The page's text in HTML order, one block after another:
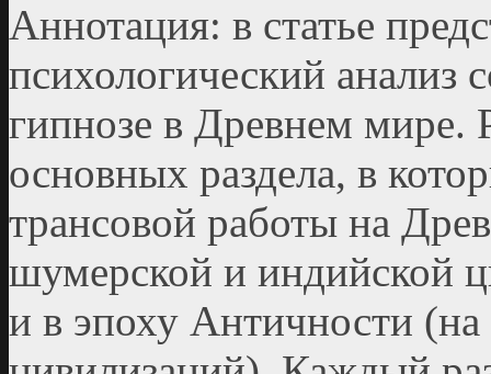
Аннотация: в статье
психологический анализ
гипнозе в Древнем мире.
основных раздела, в
трансовой работы на
шумерской и индийской
и в эпоху Античности